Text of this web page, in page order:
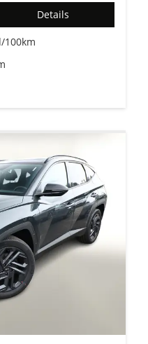
Details
100km